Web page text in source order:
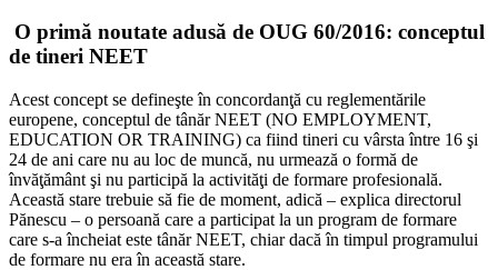
O primă noutate adusă de OUG 60/2016: conceptul
de tineri NEET
Acest concept se defineşte în concordanţă cu reglementările
europene, conceptul de tânăr NEET (NO EMPLOYMENT,
EDUCATION OR TRAINING) ca fiind tineri cu vârsta între 16 şi
24 de ani care nu au loc de muncă, nu urmează o formă de
învăţământ şi nu participă la activităţi de formare profesională.
Această stare trebuie să fie de moment, adică – explica directorul
Pănescu – o persoană care a participat la un program de formare
care s-a încheiat este tânăr NEET, chiar dacă în timpul programului
de formare nu era în această stare.